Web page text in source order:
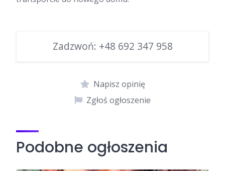
Zadzwoń: +48 692 347 958
Napisz opinię
Zgłoś ogłoszenie
Podobne ogłoszenia